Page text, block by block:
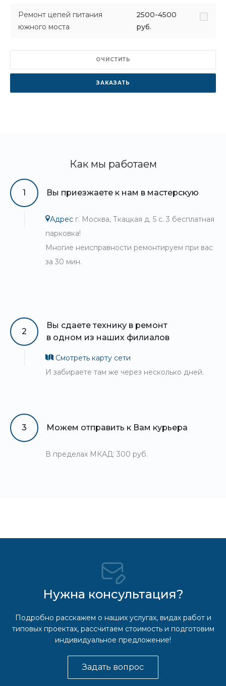
Ремонт цепей питания
южного моста
2500-4500
руб.
ОЧИСТИТЬ
ЗАКАЗАТЬ
Как мы работаем
1 Вы приезжаете к нам в мастерскую
Адрес г. Москва, Ткацкая д. 5 с. 3 бесплатная
парковка!
Многие неисправности ремонтируем при вас
за 30 мин.
2
Вы сдаете технику в ремонт
в одном из наших филиалов
Смотреть карту сети
И забираете там же через несколько дней.
3 Можем отправить к Вам курьера
В пределах МКАД: 300 руб.
Нужна консультация?
Подробно расскажем о наших услугах, видах работ и
типовых проектах, рассчитаем стоимость и подготовим
индивидуальное предложение!
Задать вопрос